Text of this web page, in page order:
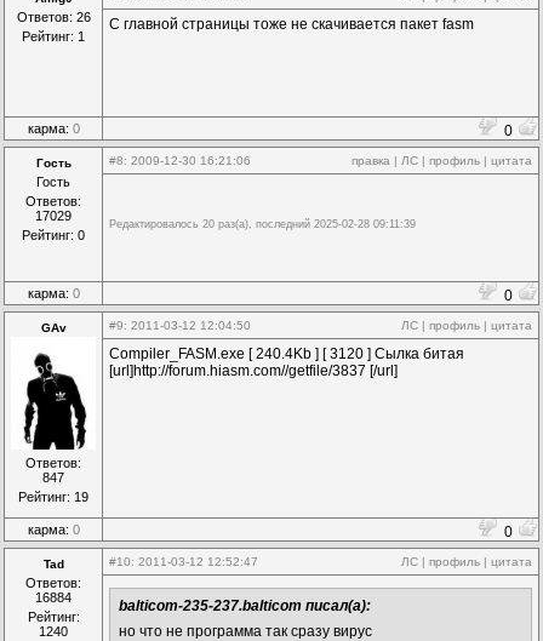
Ответов: 26
Рейтинг: 1
С главной страницы тоже не скачивается пакет fasm
карма: 0 0
Гость
Гость
Ответов:
17029
Рейтинг: 0
#8: 2009-12-30 16:21:06 правка | ЛС | профиль | цитата
Редактировалось 20 раз(а), последний 2025-02-28 09:11:39
карма: 0 0
GAv
Ответов:
847
Рейтинг: 19
#9: 2011-03-12 12:04:50 ЛС | профиль | цитата
Compiler_FASM.exe [ 240.4Kb ] [ 3120 ] Сылка битая
[url]http://forum.hiasm.com//getfile/3837 [/url]
карма: 0 0
Tad
Ответов:
16884
Рейтинг:
1240
#10: 2011-03-12 12:52:47 ЛС | профиль | цитата
balticom-235-237.balticom писал(а):
но что не программа так сразу вирус